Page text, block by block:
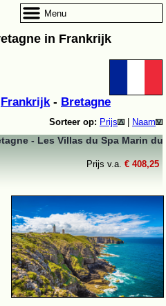
in Frankrijk
Frankrijk- Bretagne
Sorteer op: Prijs Naam
- Les Villas du Spa Marin du
Prijs v.a. € 408,25
Menu